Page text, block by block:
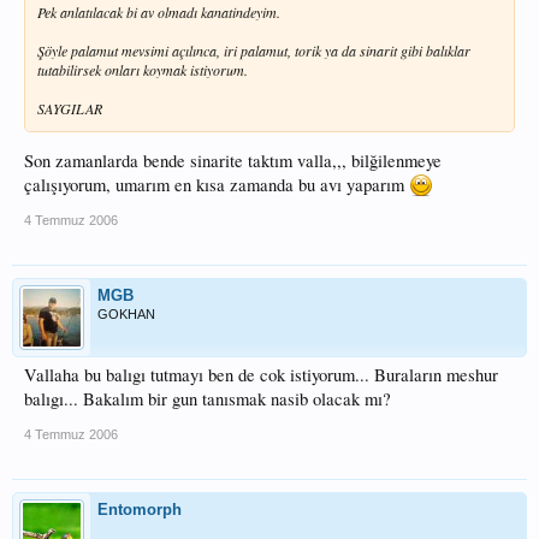
Pek anlatılacak bi av olmadı kanatindeyim.
Şöyle palamut mevsimi açılınca, iri palamut, torik ya da sinarit gibi balıklar
tutabilirsek onları koymak istiyorum.
SAYGILAR
Son zamanlarda bende sinarite taktım valla,,, bilğilenmeye
çalışıyorum, umarım en kısa zamanda bu avı yaparım
4 Temmuz 2006
MGB
GOKHAN
Vallaha bu balıgı tutmayı ben de cok istiyorum... Buraların meshur
balıgı... Bakalım bir gun tanısmak nasib olacak mı?
4 Temmuz 2006
Entomorph